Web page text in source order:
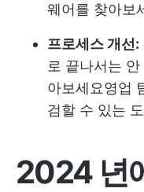
웨어를 찾아보
프로세스 개선:
로 끝나서는
아보세요영업
검할 수 있는
2024 년